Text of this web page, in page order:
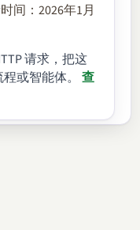
间：2026年1月
请求，把这
或智能体。
查